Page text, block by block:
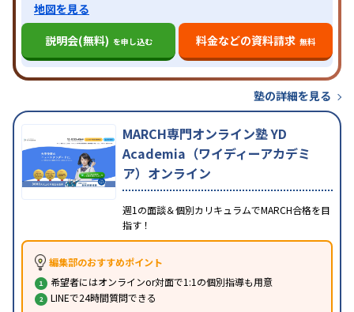
地図を見る
説明会(無料) を申し込む 料金などの資料請求 無料
塾の詳細を見る
MARCH専門オンライン塾 YD
Academia（ワイディーアカデミ
ア）オンライン
週1の面談＆個別カリキュラムでMARCH合格を目
指す！
編集部のおすすめポイント
希望者にはオンラインor対面で1:1の個別指導も用意
LINEで24時間質問できる